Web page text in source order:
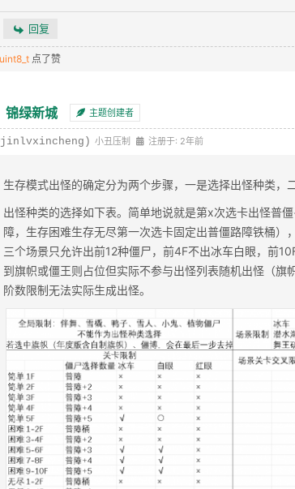
回复
uint8_t 点了赞
锦绿新城 主题创建者
小丑压制 注册于: 2年前
生存模式出怪的确定分为两个步骤，一是选择出怪种类，
出怪种类的选择如下表。简单地说就是第x次选卡出怪普
障，生存困难生存无尽第一次选卡固定出普僵路障铁桶
三个场景只允许出前12种僵尸，前4F不出冰车白眼，前
到旗帜或僵王则占位但实际不参与出怪列表随机出怪（
阶数限制无法实际生成出怪。